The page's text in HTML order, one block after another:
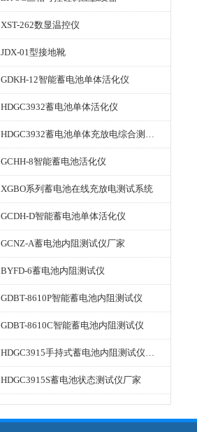
XST-262数显温控仪
JDX-01型接地靴
GDKH-12智能蓄电池单体活化仪
HDGC3932蓄电池单体活化仪
HDGC3932蓄电池单体充放电综合测试仪
GCHH-8智能蓄电池活化仪
XGBO系列蓄电池在线充放电测试系统
GCDH-D智能蓄电池单体活化仪
GCNZ-A蓄电池内阻测试仪厂家
BYFD-6蓄电池内阻测试仪
GDBT-8610P智能蓄电池内阻测试仪
GDBT-8610C智能蓄电池内阻测试仪
HDGC3915手持式蓄电池内阻测试仪厂家
HDGC3915S蓄电池状态测试仪厂家